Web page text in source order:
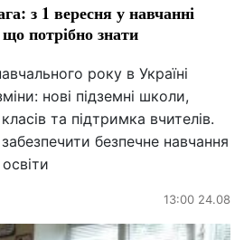
з 1 вересня у навчанні
потрібно знати
року в Україні
нові підземні школи,
та підтримка вчителів.
безпечне навчання
13:00 24.08